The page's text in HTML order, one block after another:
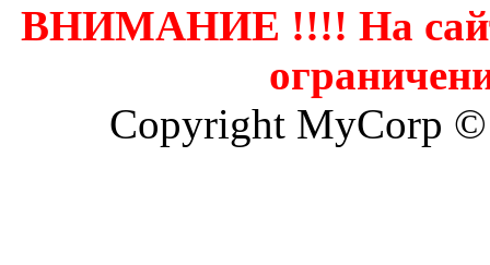
ВНИМАНИЕ !!!! На
Copyright MyCorp